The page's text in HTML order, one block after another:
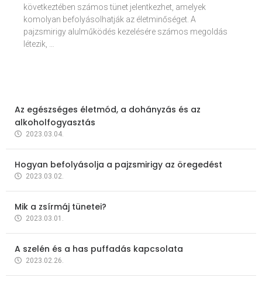
következtében számos tünet jelentkezhet, amelyek
komolyan befolyásolhatják az életminőséget. A
pajzsmirigy alulműködés kezelésére számos megoldás
létezik, …
Az egészséges életmód, a dohányzás és az
alkoholfogyasztás
2023.03.04.
Hogyan befolyásolja a pajzsmirigy az öregedést
2023.03.02.
Mik a zsírmáj tünetei?
2023.03.01.
A szelén és a has puffadás kapcsolata
2023.02.26.